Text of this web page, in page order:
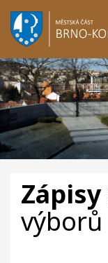
Zápisy
výborů